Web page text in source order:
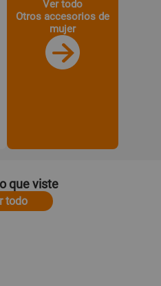
Ver todo
Otros accesorios de
mujer
que viste
todo